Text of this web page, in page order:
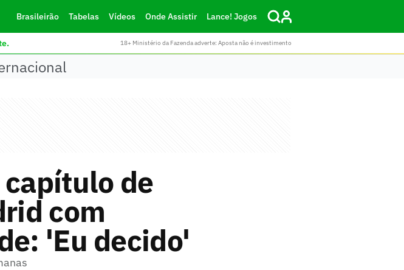
Brasileirão Tabelas Vídeos Onde Assistir Lance! Jogos
18+ Ministério da Fazenda adverte: Aposta não é investimento
de
com
'Eu decido'